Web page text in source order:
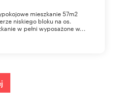
mieszkanie 57m2
niskiego bloku na os.
w pełni wyposażone w...